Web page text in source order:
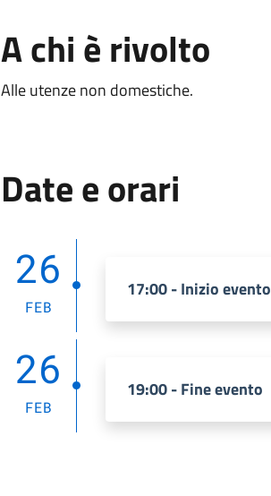
A chi è rivolto
Alle utenze non domestiche.
Date e orari
26
FEB
17:00 - Inizio evento
26
FEB
19:00 - Fine evento